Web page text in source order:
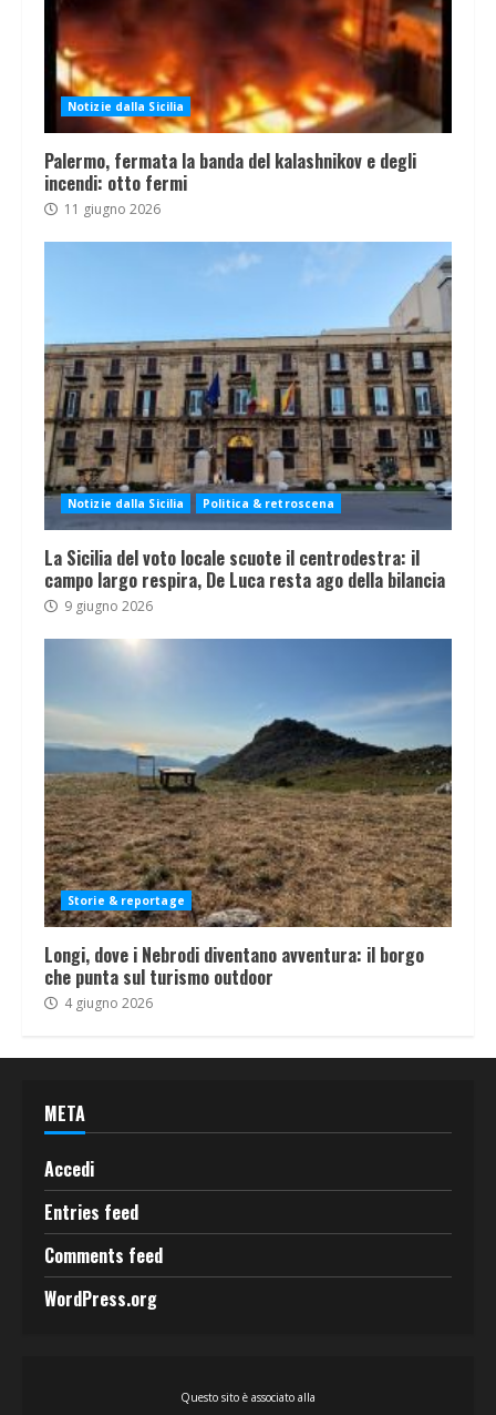
Notizie dalla Sicilia
Palermo, fermata la banda del kalashnikov e degli
incendi: otto fermi
11 giugno 2026
Notizie dalla Sicilia Politica & retroscena
La Sicilia del voto locale scuote il centrodestra: il
campo largo respira, De Luca resta ago della bilancia
9 giugno 2026
Storie & reportage
Longi, dove i Nebrodi diventano avventura: il borgo
che punta sul turismo outdoor
4 giugno 2026
META
Accedi
Entries feed
Comments feed
WordPress.org
Questo sito è associato alla